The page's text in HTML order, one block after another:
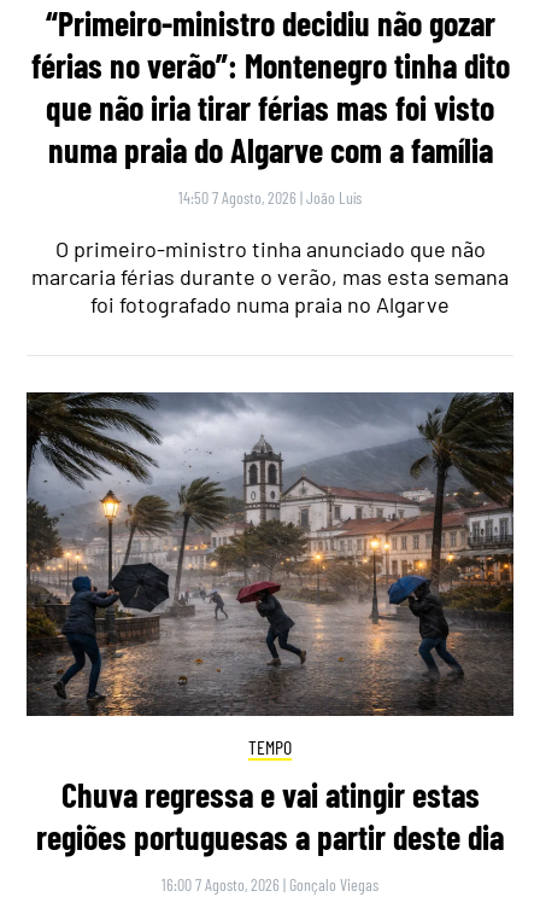
“Primeiro-ministro decidiu não gozar
férias no verão”: Montenegro tinha dito
que não iria tirar férias mas foi visto
numa praia do Algarve com a família
14:50 7 Agosto, 2026 |João Luís
O primeiro-ministro tinha anunciado que não
marcaria férias durante o verão, mas esta semana
foi fotografado numa praia no Algarve
TEMPO
Chuva regressa e vai atingir estas
regiões portuguesas a partir deste dia
16:00 7 Agosto, 2026 | Gonçalo Viegas